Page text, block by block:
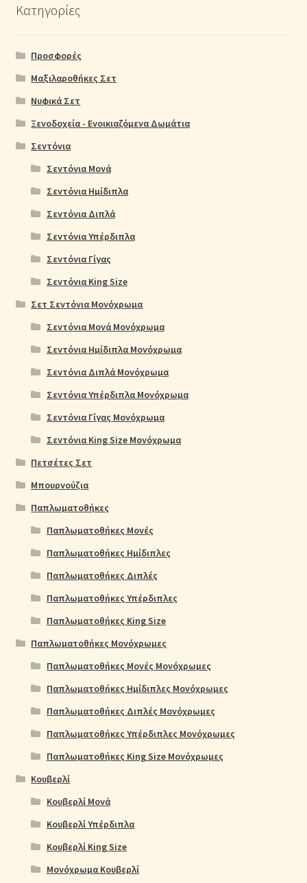
Κατηγορίες
Προσφορές
Μαξιλαροθήκες Σετ
Νυφικά Σετ
Ξενοδοχεία - Ενοικιαζόμενα Δωμάτια
Σεντόνια
Σεντόνια Μονά
Σεντόνια Ημίδιπλα
Σεντόνια Διπλά
Σεντόνια Υπέρδιπλα
Σεντόνια Γίγας
Σεντόνια King Size
Σετ Σεντόνια Μονόχρωμα
Σεντόνια Μονά Μονόχρωμα
Σεντόνια Ημίδιπλα Μονόχρωμα
Σεντόνια Διπλά Μονόχρωμα
Σεντόνια Υπέρδιπλα Μονόχρωμα
Σεντόνια Γίγας Μονόχρωμα
Σεντόνια King Size Μονόχρωμα
Πετσέτες Σετ
Μπουρνούζια
Παπλωματοθήκες
Παπλωματοθήκες Μονές
Παπλωματοθήκες Ημίδιπλες
Παπλωματοθήκες Διπλές
Παπλωματοθήκες Υπέρδιπλες
Παπλωματοθήκες King Size
Παπλωματοθήκες Μονόχρωμες
Παπλωματοθήκες Μονές Μονόχρωμες
Παπλωματοθήκες Ημίδιπλες Μονόχρωμες
Παπλωματοθήκες Διπλές Μονόχρωμες
Παπλωματοθήκες Υπέρδιπλες Μονόχρωμες
Παπλωματοθήκες King Size Μονόχρωμες
Κουβερλί
Κουβερλί Μονά
Κουβερλί Υπέρδιπλα
Κουβερλί King Size
Μονόχρωμα Κουβερλί